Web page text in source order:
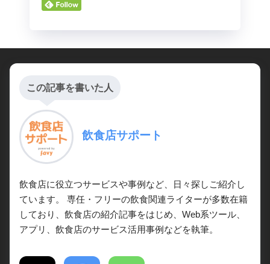
この記事を書いた人
飲食店サポート
飲食店に役立つサービスや事例など、日々探しご紹介し
ています。 専任・フリーの飲食関連ライターが多数在籍
しており、飲食店の紹介記事をはじめ、Web系ツール、
アプリ、飲食店のサービス活用事例などを執筆。